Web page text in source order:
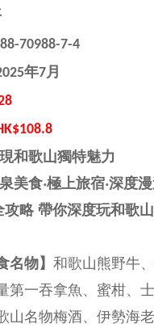
70988-7-4
年7月
和歌山獨特魅力
美食‧極上旅宿‧深度
略 帶你深度玩和歌
名物】 和歌山熊野牛
第一吞拿魚、蜜柑、
山名物梅酒、伊勢海老